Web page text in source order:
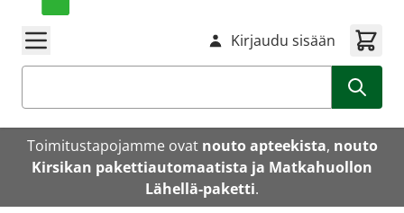
Kirjaudu sisään
Toimitustapojamme ovat nouto apteekista, nouto
Kirsikan pakettiautomaatista ja Matkahuollon
Lähellä-paketti.